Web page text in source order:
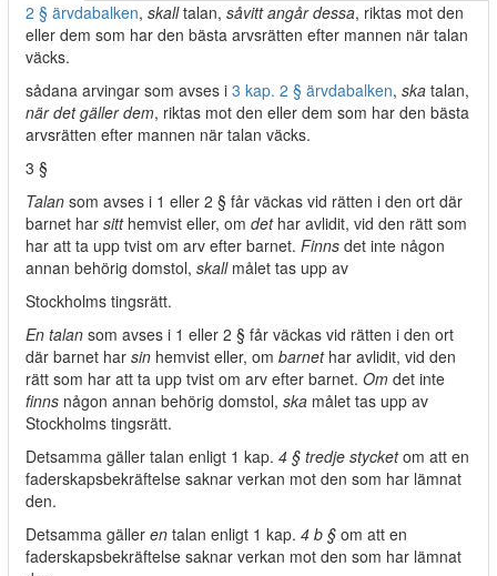
2 § ärvdabalken, skalltalan, såvitt angår dessa, riktas mot den
eller dem som har den bästa arvsrätten efter mannen när talan
väcks.
sådana arvingar som avses i 3 kap. 2 § ärvdabalken, ska talan,
när det gäller dem, riktas mot den eller dem som har den bästa
arvsrätten efter mannen när talan väcks.
3 §
Talan som avses i 1 eller 2 § får väckas vid rätten i den ort där
barnet har sitthemvist eller, om det har avlidit, vid den rätt som
har att ta upp tvist om arv efter barnet. Finns det inte någon
annan behörig domstol, skallmålet tas upp av
Stockholms tingsrätt.
En talan som avses i 1 eller 2 § får väckas vid rätten i den ort
där barnet har sin hemvist eller, om barnethar avlidit, vid den
rätt som har att ta upp tvist om arv efter barnet. Om det inte
finns någon annan behörig domstol, ska målet tas upp av
Stockholms tingsrätt.
Detsamma gäller talan enligt 1 kap. 4 § tredje stycketom att en
faderskapsbekräftelse saknar verkan mot den som har lämnat
den.
Detsamma gäller en talan enligt 1 kap. 4 b § om att en
faderskapsbekräftelse saknar verkan mot den som har lämnat